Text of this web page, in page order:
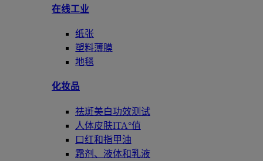
在线工业
纸张
塑料薄膜
地毯
化妆品
祛斑美白功效测试
人体皮肤ITA°值
口红和指甲油
霜剂、液体和乳液